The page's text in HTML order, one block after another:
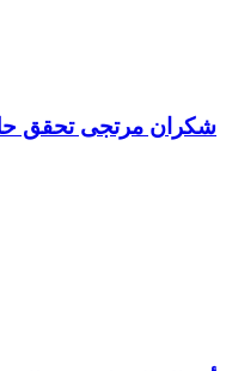
شكران مرتجى تحقق حلم